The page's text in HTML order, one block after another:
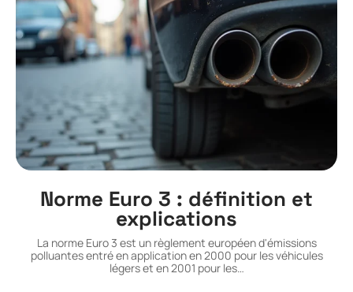
Norme Euro 3 : définition et
explications
La norme Euro 3 est un règlement européen d'émissions
polluantes entré en application en 2000 pour les véhicules
légers et en 2001 pour les…